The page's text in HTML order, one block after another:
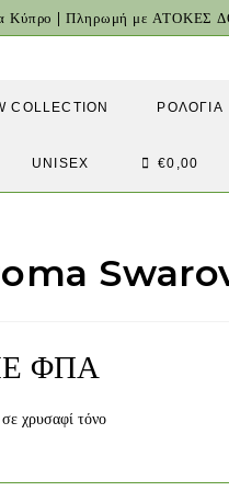
Κύπρο | Πληρωμή με ΑΤΟΚΕΣ
COLLECTION ΡΟΛΌΓΙΑ
UNISEX €0,00
ΦΠΑ
χρυσαφί τόνο